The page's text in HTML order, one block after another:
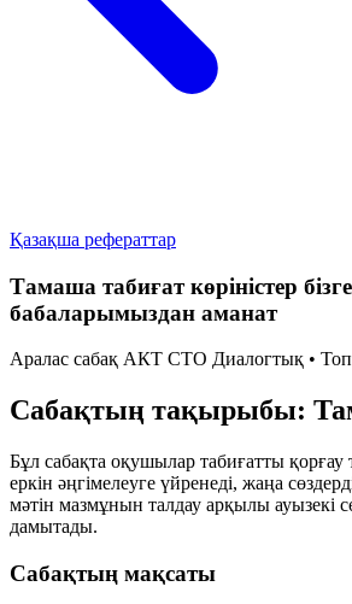
Қазақша рефераттар
Тамаша табиғат көріністер бізге
бабаларымыздан аманат
Аралас сабақ АКТ СТО Диалогтық •
Сабақтың тақырыбы:
Бұл сабақта оқушылар табиғатты қорғау
еркін әңгімелеуге үйренеді, жаңа
мәтін мазмұнын талдау арқылы ауызекі
дамытады.
Сабақтың мақсаты